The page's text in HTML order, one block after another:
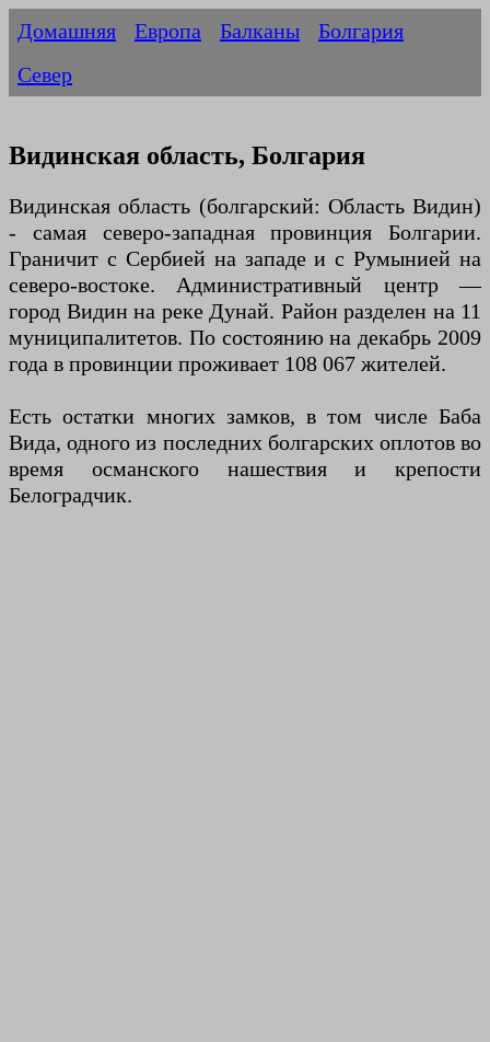
Домашняя Европа Балканы
Болгария
Север
Видинская область, Болгария
Видинская область (болгарский: Область Видин)
- самая северо-западная провинция Болгарии.
Граничит с Сербией на западе и с Румынией на
северо-востоке. Административный центр —
город Видин на реке Дунай. Район разделен на 11
муниципалитетов. По состоянию на декабрь 2009
года в провинции проживает 108 067 жителей.
Есть остатки многих замков, в том числе Баба
Вида, одного из последних болгарских оплотов во
время османского нашествия и крепости
Белоградчик.